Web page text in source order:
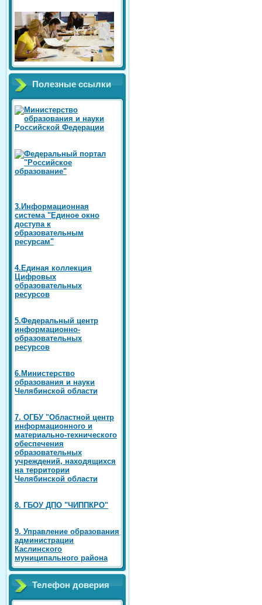
Полезные ссылки
3.Информационная
система "Единое окно
доступа к
образовательным
ресурсам"
4.Единая коллекция
Цифровых
образовательных
ресурсов
5.Федеральный центр
информационно-
образовательных
ресурсов
6.Министерство
образования и науки
Челябинской области
7. ОГБУ "Областной центр
информационного и
материально-технического
обеспечения
образовательных
учреждений, находящихся
на территории
Челябинской области
8. ГБОУ ДПО "ЧИППКРО"
9. Управление образования
администрации
Каслинского
муниципального района
Телефон доверия